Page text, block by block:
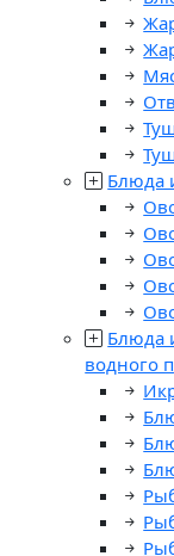
Блюда
Блюда
водного